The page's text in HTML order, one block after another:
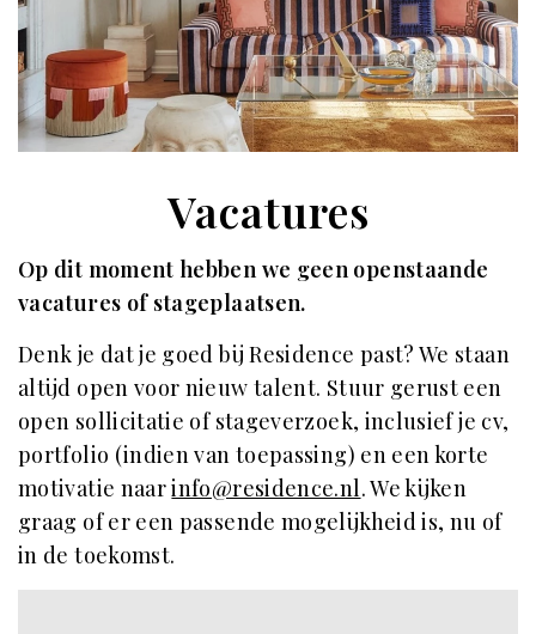
Vacatures
Op dit moment hebben we geen openstaande
vacatures of stageplaatsen.
Denk je dat je goed bij Residence past? We staan
altijd open voor nieuw talent. Stuur gerust een
open sollicitatie of stageverzoek, inclusief je cv,
portfolio (indien van toepassing) en een korte
motivatie naarinfo@residence.nl. We kijken
graag of er een passende mogelijkheid is, nu of
in de toekomst.